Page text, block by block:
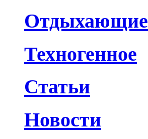
Отдыхающие
Техногенное
Статьи
Новости